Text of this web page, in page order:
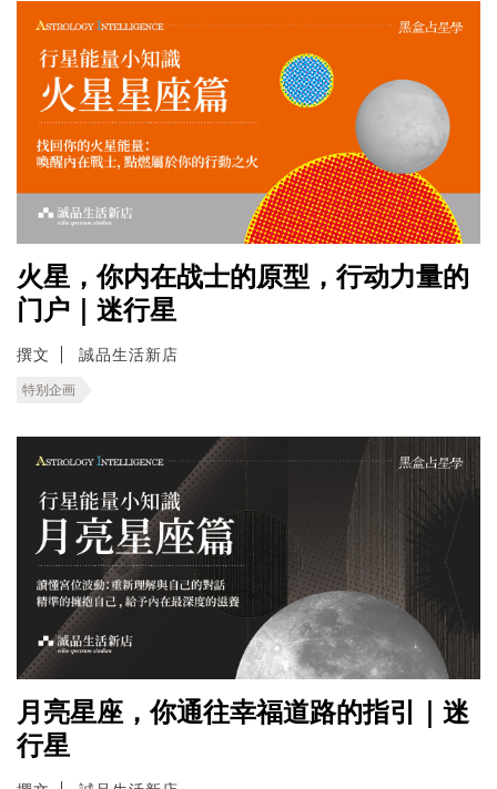
火星，你内在战士的原型，行动力量的
门户｜迷行星
撰文 誠品生活新店
特别企画
月亮星座，你通往幸福道路的指引｜迷
行星